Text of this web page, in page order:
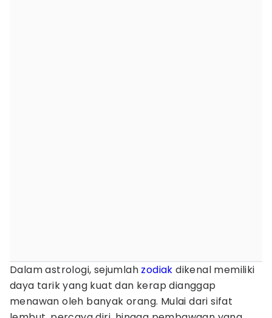
Dalam astrologi, sejumlah zodiak dikenal memiliki
daya tarik yang kuat dan kerap dianggap
menawan oleh banyak orang. Mulai dari sifat